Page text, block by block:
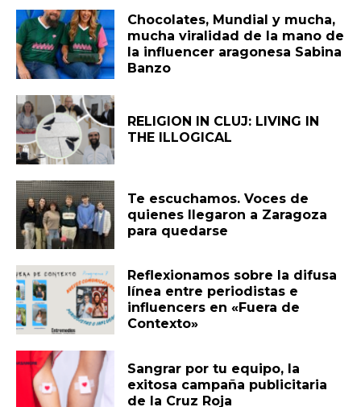
Chocolates, Mundial y mucha,
mucha viralidad de la mano de
la influencer aragonesa Sabina
Banzo
RELIGION IN CLUJ: LIVING IN
THE ILLOGICAL
Te escuchamos. Voces de
quienes llegaron a Zaragoza
para quedarse
Reflexionamos sobre la difusa
línea entre periodistas e
influencers en «Fuera de
Contexto»
Sangrar por tu equipo, la
exitosa campaña publicitaria
de la Cruz Roja